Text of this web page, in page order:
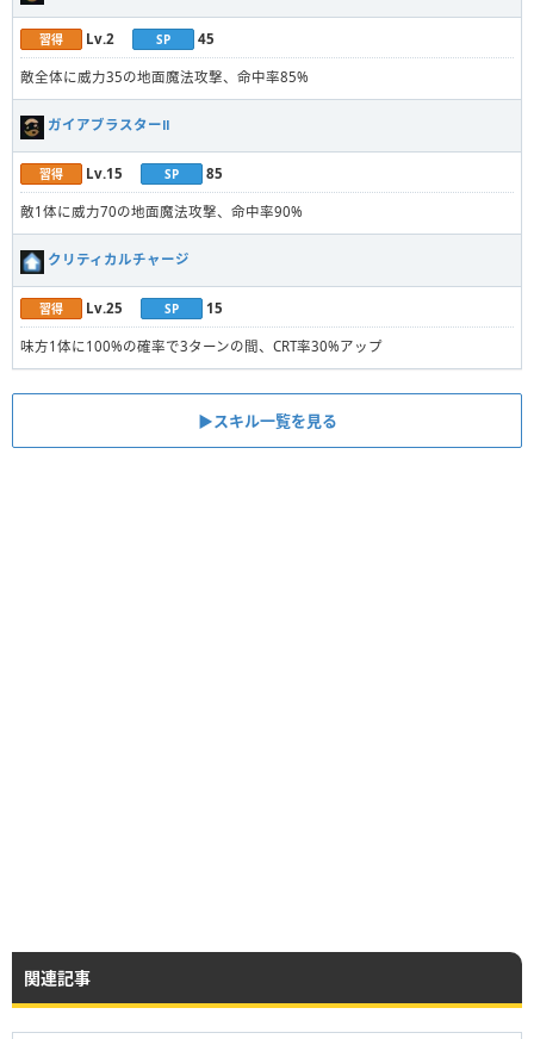
習得 Lv.2 SP 45
敵全体に威力35の地面魔法攻撃、命中率85%
ガイアブラスターⅡ
習得 Lv.15 SP 85
敵1体に威力70の地面魔法攻撃、命中率90%
クリティカルチャージ
習得 Lv.25 SP 15
味方1体に100%の確率で3ターンの間、CRT率30%アップ
▶︎スキル一覧を見る
関連記事